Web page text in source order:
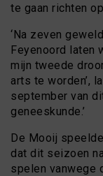
te gaan richten
‘Na zeven
Feyenoord laten
mijn tweede
arts te worden’,
september van
geneeskunde.’
De Mooij
dat dit seizoen
spelen vanwege